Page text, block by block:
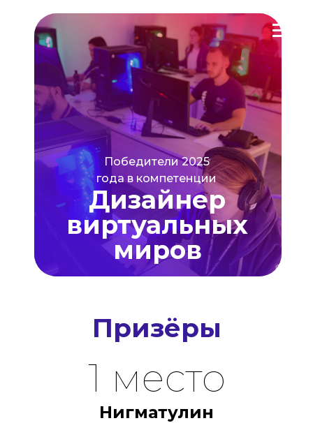
Дизайнер
виртуальных
миров
Победители 2025
года в компетенции
Нигматулин
1 место
Призёры